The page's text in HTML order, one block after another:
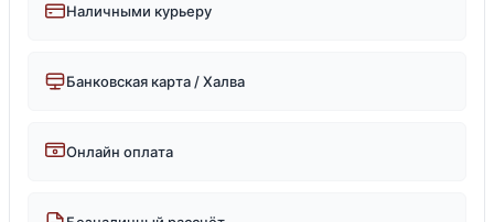
Наличными курьеру
Банковская карта / Халва
Онлайн оплата